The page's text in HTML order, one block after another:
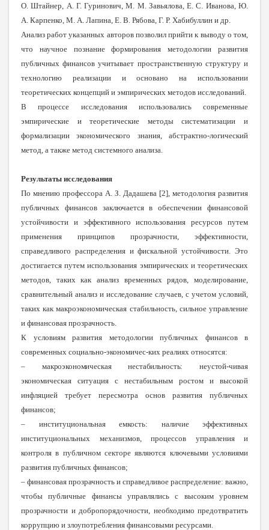
О. Штайнер, А. Г. Гуринович, М. М. Завьялова, Е. С. Иванова, Ю.
А. Карпенко, М. А. Лапина, Е. В. Рябова, Г. Р. Хабибуллин и др.
Анализ работ указанных авторов позволил прийти к выводу о том,
что научное познание формирования методологии развития
публичных финансов учитывает пространственную структуру и
технологию реализации и основано на использовании
теоретических концепций и эмпирических методов исследований.
В процессе исследования использовались современные
эмпирические и теоретические методы систематизации и
формализации экономического знания, абстрактно-логический
метод, а также метод системного анализа.
Результаты исследования
По мнению профессора А. З. Дадашева [2], методология развития
публичных финансов заключается в обеспечении финансовой
устойчивости и эффективного использования ресурсов путем
применения принципов прозрачности, эффективности,
справедливого распределения и фискальной устойчивости. Это
достигается путем использования эмпирических и теоретических
методов, таких как анализ временных рядов, моделирование,
сравнительный анализ и исследование случаев, с учетом условий,
таких как макроэкономическая стабильность, сильное управление
и финансовая прозрачность.
К условиям развития методологии публичных финансов в
современных социально-экономичес-ких реалиях относятся:
– макроэкономическая нестабильность: неустой-чивая
экономическая ситуация с нестабильным ростом и высокой
инфляцией требует пересмотра основ развития публичных
финансов;
– институциональная емкость: наличие эффективных
институциональных механизмов, процессов управления и
контроля в публичном секторе являются ключевыми условиями
развития публичных финансов;
– финансовая прозрачность и справедливое распределение: важно,
чтобы публичные финансы управлялись с высоким уровнем
прозрачности и добропорядочности, необходимо предотвратить
коррупцию и злоупотребления финансовыми ресурсами.